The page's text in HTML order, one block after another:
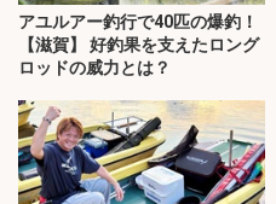
アユルアー釣行で40匹の爆釣！
【滋賀】 好釣果を支えたロング
ロッドの威力とは？